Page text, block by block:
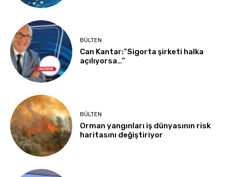
BÜLTEN
Can Kantar:”Sigorta şirketi halka
açılıyorsa…”
BÜLTEN
Orman yangınları iş dünyasının risk
haritasını değiştiriyor